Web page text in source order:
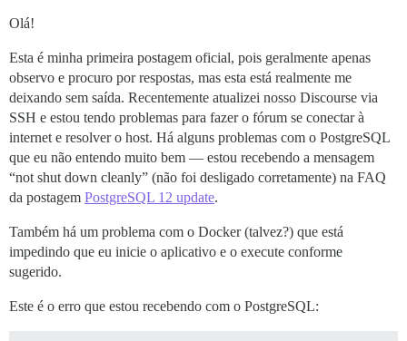
Olá!
Esta é minha primeira postagem oficial, pois geralmente apenas
observo e procuro por respostas, mas esta está realmente me
deixando sem saída. Recentemente atualizei nosso Discourse via
SSH e estou tendo problemas para fazer o fórum se conectar à
internet e resolver o host. Há alguns problemas com o PostgreSQL
que eu não entendo muito bem — estou recebendo a mensagem
“not shut down cleanly” (não foi desligado corretamente) na FAQ
da postagem PostgreSQL 12 update.
Também há um problema com o Docker (talvez?) que está
impedindo que eu inicie o aplicativo e o execute conforme
sugerido.
Este é o erro que estou recebendo com o PostgreSQL: